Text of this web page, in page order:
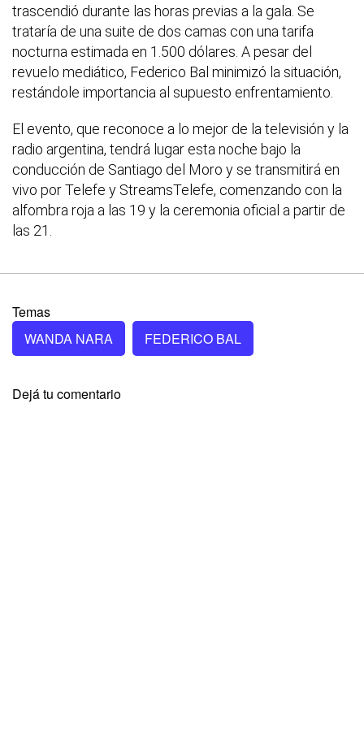
trascendió durante las horas previas a la gala. Se
trataría de una suite de dos camas con una tarifa
nocturna estimada en 1.500 dólares. A pesar del
revuelo mediático, Federico Bal minimizó la situación,
restándole importancia al supuesto enfrentamiento.
El evento, que reconoce a lo mejor de la televisión y la
radio argentina, tendrá lugar esta noche bajo la
conducción de Santiago del Moro y se transmitirá en
vivo por Telefe y StreamsTelefe, comenzando con la
alfombra roja a las 19 y la ceremonia oficial a partir de
las 21.
Temas
WANDA NARA
FEDERICO BAL
Dejá tu comentario